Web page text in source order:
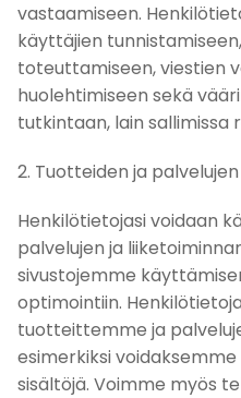
vastaamiseen.
käyttäjien
toteuttamiseen, viestien
huolehtimiseen sekä
tutkintaan, lain sallimissa
2. Tuotteiden ja
Henkilötietojasi voidaan
palvelujen ja
sivustojemme
optimointiin.
tuotteittemme ja
esimerkiksi
sisältöjä. Voimme myös